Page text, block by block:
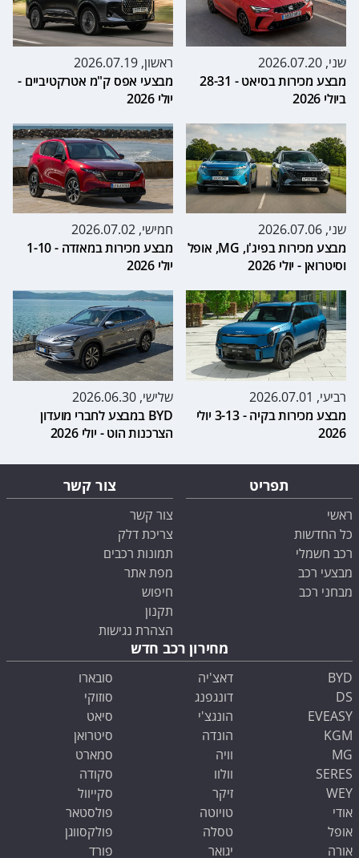
שני, 2026.07.20
מבצע מכירות בסיאט - 28-31
ביולי 2026
ראשון, 2026.07.19
מבצעי אפס ק"מ אטרקטיביים -
יולי 2026
שני, 2026.07.06
מבצע מכירות בפיג'ו, MG, אופל
וסיטרואן - יולי 2026
חמישי, 2026.07.02
מבצע מכירות במאזדה - 1-10
יולי 2026
רביעי, 2026.07.01
מבצע מכירות בקיה - 3-13 יולי
2026
שלישי, 2026.06.30
BYD במבצע לחברי מועדון
הצרכנות הוט - יולי 2026
תפריט
ראשי
כל החדשות
רכב חשמלי
מבצעי רכב
מבחני רכב
צור קשר
צור קשר
צריכת דלק
תמונות רכבים
מפת אתר
חיפוש
תקנון
הצהרת נגישות
מחירון רכב חדש
BYD
DS
EVEASY
KGM
MG
SERES
WEY
אודי
אופל
אורה
דאצ'יה
דונגפנג
הונגצ'י
הונדה
וויה
וולוו
זיקר
טויוטה
טסלה
יגואר
סובארו
סוזוקי
סיאט
סיטרואן
סמארט
סקודה
סקייוול
פולסטאר
פולקסווגן
פורד